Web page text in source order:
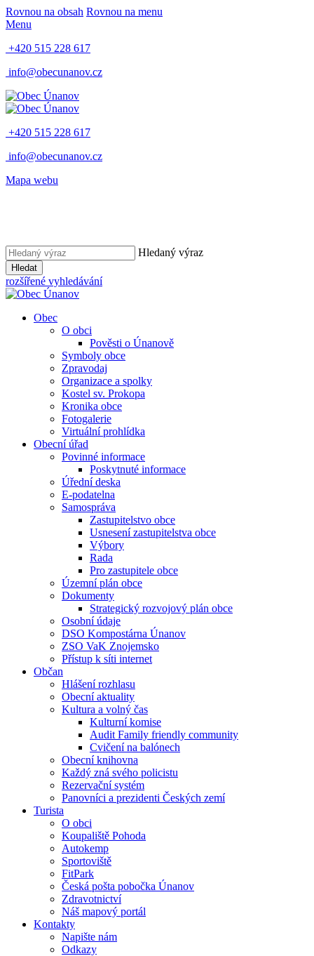
Rovnou na obsah Rovnou na menu
Menu
+420 515 228 617
info@obecunanov.cz
+420 515 228 617
info@obecunanov.cz
Mapa webu
Hledaný výraz
Hledat
rozšířené vyhledávání
Obec
O obci
Pověsti o Únanově
Symboly obce
Zpravodaj
Organizace a spolky
Kostel sv. Prokopa
Kronika obce
Fotogalerie
Virtuální prohlídka
Obecní úřad
Povinné informace
Poskytnuté informace
Úřední deska
E-podatelna
Samospráva
Zastupitelstvo obce
Usnesení zastupitelstva obce
Výbory
Rada
Pro zastupitele obce
Územní plán obce
Dokumenty
Strategický rozvojový plán obce
Osobní údaje
DSO Kompostárna Únanov
ZSO VaK Znojemsko
Přístup k síti internet
Občan
Hlášení rozhlasu
Obecní aktuality
Kultura a volný čas
Kulturní komise
Audit Family friendly community
Cvičení na balónech
Obecní knihovna
Každý zná svého policistu
Rezervační systém
Panovníci a prezidenti Českých zemí
Turista
O obci
Koupaliště Pohoda
Autokemp
Sportoviště
FitPark
Česká pošta pobočka Únanov
Zdravotnictví
Náš mapový portál
Kontakty
Napište nám
Odkazy